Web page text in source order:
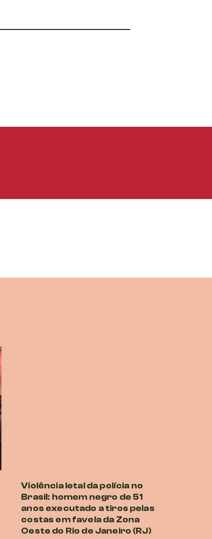
Violência letal da polícia no
Brasil: homem negro de 51
anos executado a tiros pelas
costas em favela da Zona
Oeste do Rio de Janeiro (RJ)